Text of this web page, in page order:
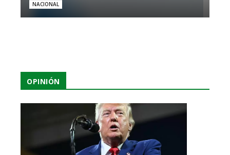
NACIONAL
OPINIÓN